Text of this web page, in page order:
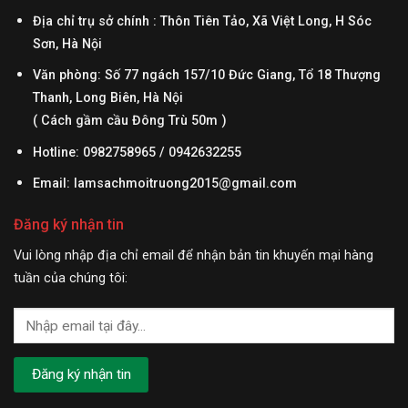
Địa chỉ trụ sở chính : Thôn Tiên Tảo, Xã Việt Long, H Sóc
Sơn, Hà Nội
Văn phòng: Số 77 ngách 157/10 Đức Giang, Tổ 18 Thượng
Thanh, Long Biên, Hà Nội
( Cách gầm cầu Đông Trù 50m )
Hotline: 0982758965 / 0942632255
Email: lamsachmoitruong2015@gmail.com
Đăng ký nhận tin
Vui lòng nhập địa chỉ email để nhận bản tin khuyến mại hàng
tuần của chúng tôi: